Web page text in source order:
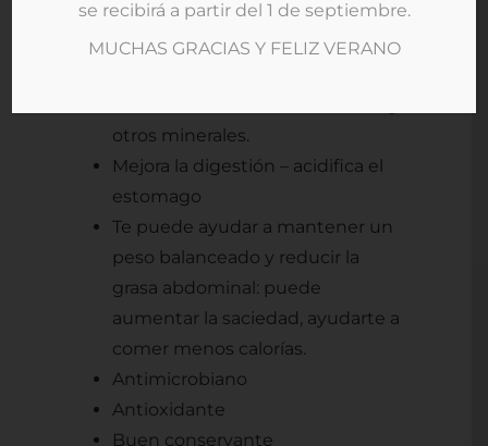
la sensibilidad a la insulina: muy
recomendado en pacientes con
otros minerales.
Mejora la digestión – acidifica el
estomago
Te puede ayudar a mantener un
peso balanceado y reducir la
grasa abdominal: puede
aumentar la saciedad, ayudarte a
comer menos calorías.
Antimicrobiano
Antioxidante
Buen conservante
se recibirá a partir del 1 de septiembre.
MUCHAS GRACIAS Y FELIZ VERANO